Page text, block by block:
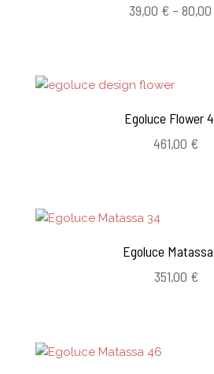
39,00 € – 80,00
Egoluce Flower
461,00 €
Egoluce
351,00 €